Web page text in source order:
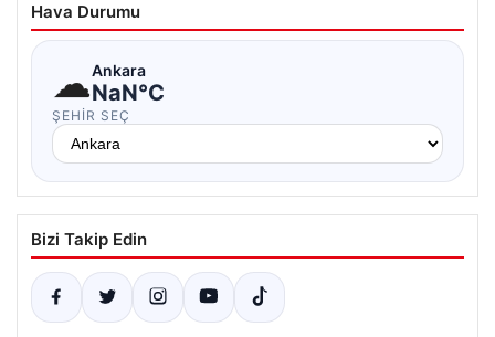
Hava Durumu
☁Ankara
NaN°C
ŞEHIR SEÇ
Bizi Takip Edin